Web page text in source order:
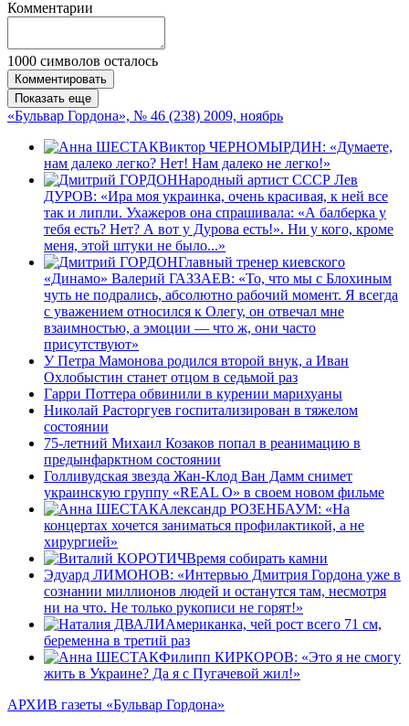
Комментарии
1000 символов осталось
Комментировать
Показать еще
«Бульвар Гордона», № 46 (238) 2009, ноябрь
Виктор ЧЕРНОМЫРДИН: «Думаете,
нам далеко легко? Нет! Нам далеко не легко!»
Народный артист СССР Лев
ДУРОВ: «Ира моя украинка, очень красивая, к ней все
так и липли. Ухажеров она спрашивала: «А балберка у
тебя есть? Нет? А вот у Дурова есть!». Ни у кого, кроме
меня, этой штуки не было...»
Главный тренер киевского
«Динамо» Валерий ГАЗЗАЕВ: «То, что мы с Блохиным
чуть не подрались, абсолютно рабочий момент. Я всегда
с уважением относился к Олегу, он отвечал мне
взаимностью, а эмоции — что ж, они часто
присутствуют»
У Петра Мамонова родился второй внук, а Иван
Охлобыстин станет отцом в седьмой раз
Гарри Поттера обвинили в курении марихуаны
Николай Расторгуев госпитализирован в тяжелом
состоянии
75-летний Михаил Козаков попал в реанимацию в
предынфарктном состоянии
Голливудская звезда Жан-Клод Ван Дамм снимет
украинскую группу «REAL O» в своем новом фильме
Александр РОЗЕНБАУМ: «На
концертах хочется заниматься профилактикой, а не
хирургией»
Время собирать камни
Эдуард ЛИМОНОВ: «Интервью Дмитрия Гордона уже в
сознании миллионов людей и останутся там, несмотря
ни на что. Не только рукописи не горят!»
Американка, чей рост всего 71 см,
беременна в третий раз
Филипп КИРКОРОВ: «Это я не смогу
жить в Украине? Да я с Пугачевой жил!»
АРХИВ газеты «Бульвар Гордона»